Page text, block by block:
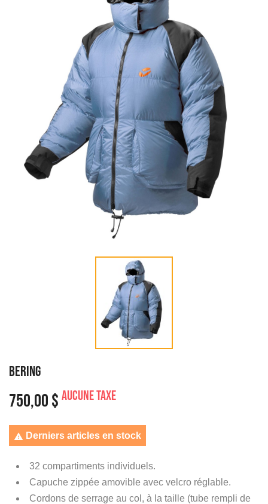
BERING
750,00 $ Aucune taxe
 Derniers articles en stock
32 compartiments individuels.
Capuche zippée amovible avec velcro réglable.
Cordons de serrage au col, à la taille (tube rempli de